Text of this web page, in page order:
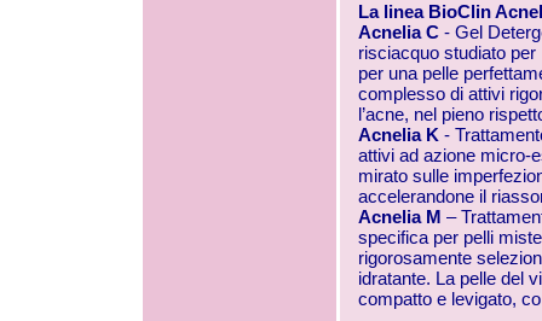
La linea BioClin
Acnelia C - Gel
risciacquo studiato per
per una pelle
complesso di attivi
l’acne, nel pieno
Acnelia K -
attivi ad azione micro-
mirato sulle
accelerandone il
Acnelia M –
specifica per pelli
rigorosamente
idratante. La pelle del
compatto e levigato,